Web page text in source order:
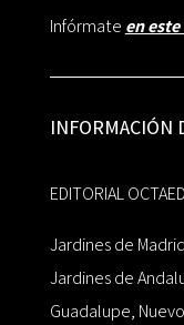
Infórmate en
INFORMACIÓN
EDITORIAL
Jardines de
Jardines de
Guadalupe,